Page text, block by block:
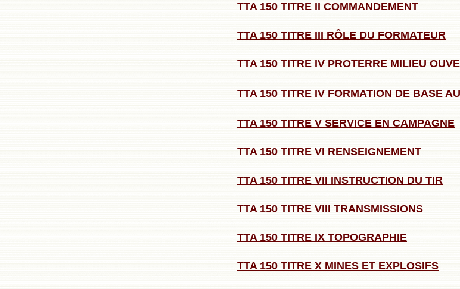
TTA 150 TITRE II COMMANDEMENT
TTA 150 TITRE III RÔLE DU FORMATEUR
TTA 150 TITRE IV PROTERRE MILIEU
TTA 150 TITRE IV FORMATION DE BASE
TTA 150 TITRE V SERVICE EN CAMPAGNE
TTA 150 TITRE VI RENSEIGNEMENT
TTA 150 TITRE VII INSTRUCTION DU TIR
TTA 150 TITRE VIII TRANSMISSIONS
TTA 150 TITRE IX TOPOGRAPHIE
TTA 150 TITRE X MINES ET EXPLOSIFS